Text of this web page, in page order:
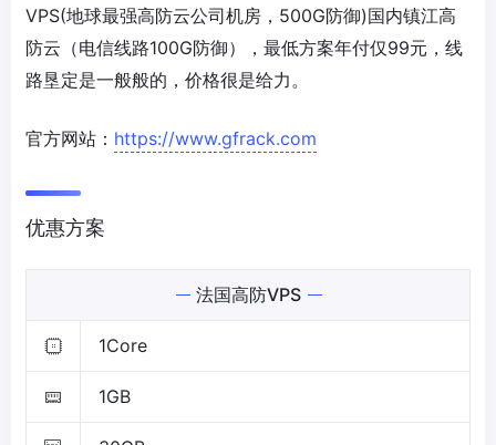
VPS(地球最强高防云公司机房，500G防御)国内镇江高
防云（电信线路100G防御），最低方案年付仅99元，线
路垦定是一般般的，价格很是给力。
官方网站： https://www.gfrack.com
优惠方案
法国高防VPS
1Core
1GB